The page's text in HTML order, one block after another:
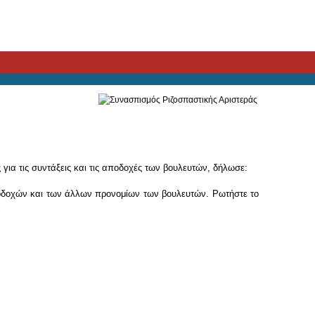
τις συντάξεις και τις αποδοχές των βουλευτών, δήλωσε:
και των άλλων προνομίων των βουλευτών. Ρωτήστε το